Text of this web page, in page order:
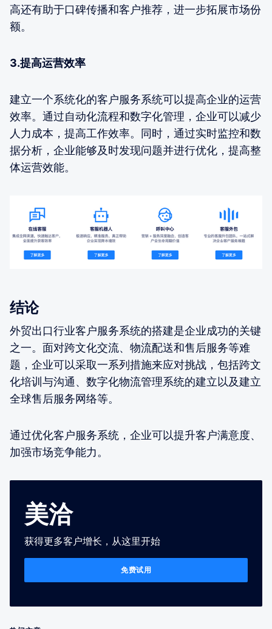
高还有助于口碑传播和客户推荐，进一步拓展市场份
额。
3.提高运营效率
建立一个系统化的客户服务系统可以提高企业的运营
效率。通过自动化流程和数字化管理，企业可以减少
人力成本，提高工作效率。同时，通过实时监控和数
据分析，企业能够及时发现问题并进行优化，提高整
体运营效能。
结论
外贸出口行业客户服务系统的搭建是企业成功的关键
之一。面对跨文化交流、物流配送和售后服务等难
题，企业可以采取一系列措施来应对挑战，包括跨文
化培训与沟通、数字化物流管理系统的建立以及建立
全球售后服务网络等。
通过优化客户服务系统，企业可以提升客户满意度、
加强市场竞争能力。
美洽
获得更多客户增长，从这里开始
免费试用